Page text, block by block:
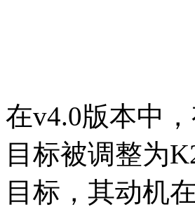
在v4.0版本中
目标被调整为
目标，其动机